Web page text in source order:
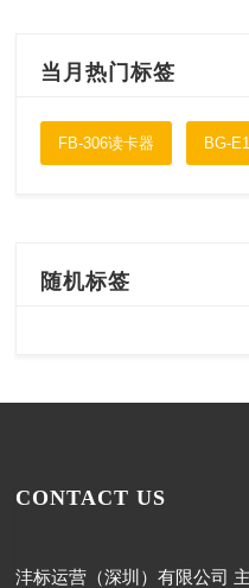
当月热门标签
FB-306读卡器 BG-
随机标签
CONTACT US
沣标运营（深圳）有限公司